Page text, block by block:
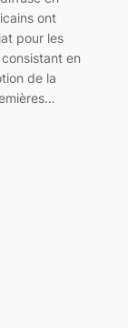
ont
pour les
en
de la